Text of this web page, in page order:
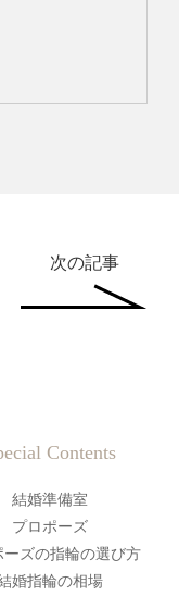
次の記事
Contents
結婚準備室
プロポーズ
ーズの指輪の選び方
婚指輪の相場